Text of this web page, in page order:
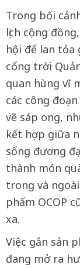
Trong bối
lịch cộng
hội để lan tỏa
cổng trời
quan hùng vĩ
các công
vẽ sáp ong,
kết hợp giữa
sống đương
thành món
trong và
phẩm OCOP
xa.
Việc gắn sản
đang mở ra